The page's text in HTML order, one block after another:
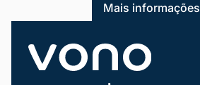
Blog
Dicas e Tutoriais
Gestão de Condomínios
Mais informações